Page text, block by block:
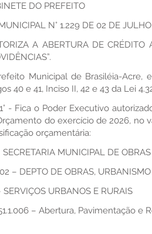
DO PREFEITO
N° 1.229 DE 02 DE
A ABERTURA DE
Municipal de Brasiléia-Acre,
40 e 41, Inciso II, 42 e 43 da Lei
- Fica o Poder Executivo
do exercício de 2026, no
orçamentária:
MUNICIPAL DE OBRAS
– DEPTO DE OBRAS,
URBANOS E RURAIS
– Abertura, Pavimentação e